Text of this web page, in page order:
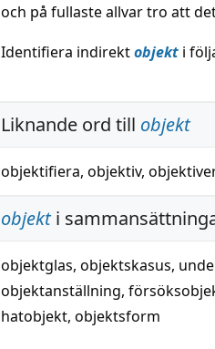
och på fullaste allvar tro att
Identifiera indirektobjekt i
Liknande ord till objekt
objektifiera, objektiv,
objekti
objektglas, objektskasus,
objektanställning,
hatobjekt, objektsform